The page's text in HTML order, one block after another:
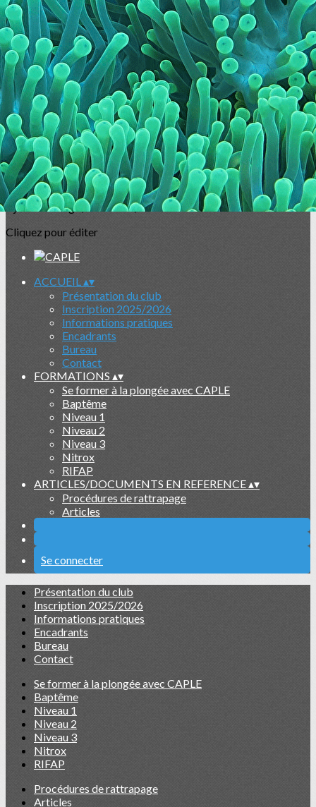
Exporter les lignes sélectionnées
Exporter toutes les colonnes
Exporter uniquement les colonnes affichées
Menu
<
Présentation du club
Inscription 2025/2026
Informations pratiques
Encadrants
Bureau
Contact
Ajoutez un logo, un bouton, des réseaux sociaux
Cliquez pour éditer
ACCUEIL▴▾
Présentation du club
Inscription 2025/2026
Informations pratiques
Encadrants
Bureau
Contact
FORMATIONS ▴▾
Se former à la plongée avec CAPLE
Baptême
Niveau 1
Niveau 2
Niveau 3
Nitrox
RIFAP
ARTICLES/DOCUMENTS EN REFERENCE▴▾
Procédures de rattrapage
Articles
Se connecter
Présentation du club
Inscription 2025/2026
Informations pratiques
Encadrants
Bureau
Contact
Se former à la plongée avec CAPLE
Baptême
Niveau 1
Niveau 2
Niveau 3
Nitrox
RIFAP
Procédures de rattrapage
Articles